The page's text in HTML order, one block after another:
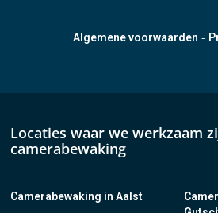
Algemene voorwaarden -
Locaties waar we werkzaam
camerabewaking
Camerabewaking in Aalst